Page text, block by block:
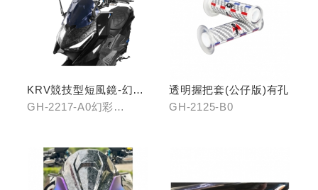
KRV競技型短風鏡-幻彩
藍/燻黑
GH-2217-A0幻彩
透明握把套(公仔版)有孔
GH-2125-B0